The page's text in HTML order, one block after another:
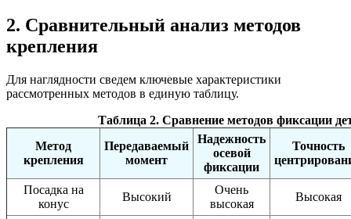
2. Сравнительный анализ методов
крепления
Для наглядности сведем ключевые характеристики
рассмотренных методов в единую таблицу.
Таблица 2. Сравнение методов фиксации
Метод
крепления
Передаваемый
момент
Надежность
осевой
фиксации
Точность
Посадка на
конус
Высокий
Очень
высокая
Высокая